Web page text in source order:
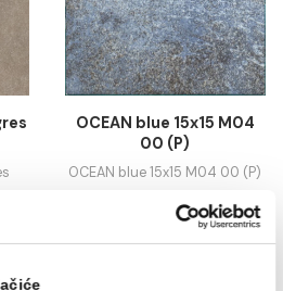
Cijena na upit
KALKULATOR